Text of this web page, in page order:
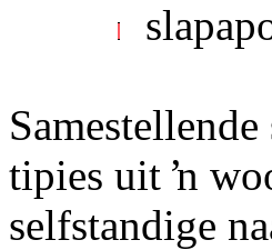
tipies uit ŉ
selfstandige